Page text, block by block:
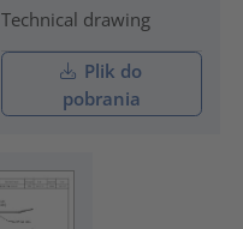
Technical drawing
Plik do
pobrania